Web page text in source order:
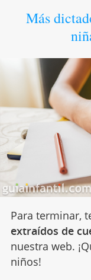
Más
Para terminar,
extraídos de
nuestra web.
niños!